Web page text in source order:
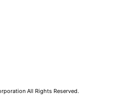
All Rights Reserved.